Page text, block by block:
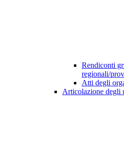
Rendiconti
regionali/
Atti degli
Articolazione degli